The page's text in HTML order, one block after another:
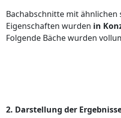
Bachabschnitte mit
Eigenschaften wurden in
Folgende Bäche wurden
2. Darstellung der